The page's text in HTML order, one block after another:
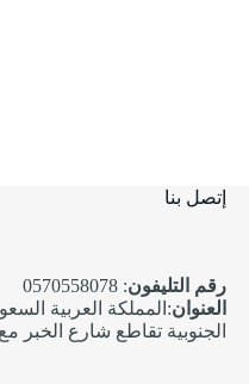
إتصل بنا
رقم التليفون: 0570558078
العنوان:المملكة العربية
الجنوبية تقاطع شارع الخبر مع